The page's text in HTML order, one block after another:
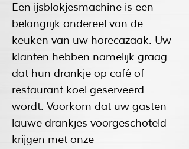
Een ijsblokjesmachine is een
belangrijk ondereel van de
keuken van uw horecazaak. Uw
klanten hebben namelijk graag
dat hun drankje op café of
restaurant koel geserveerd
wordt. Voorkom dat uw gasten
lauwe drankjes voorgeschoteld
krijgen met onze